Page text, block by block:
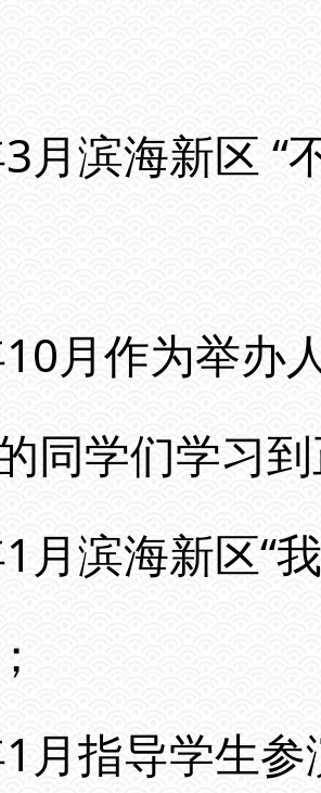
月滨海新区 “
月作为举办
同学们学习
月滨海新区“
月指导学生